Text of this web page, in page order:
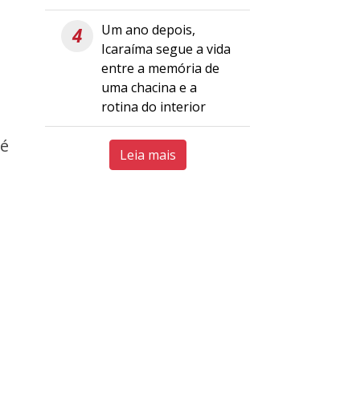
4
Um ano depois,
Icaraíma segue a vida
entre a memória de
uma chacina e a
rotina do interior
Leia mais